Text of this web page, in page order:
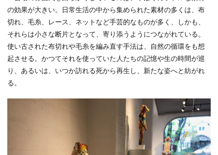
の効果が大きい。日常生活の中から集められた素材の多くは、布
切れ、毛糸、レース、ネットなど手芸的なものが多く、しかも、
それらは小さな断片となって、寄り添うようにつながれている。
使い古された布切れや毛糸を編み直す手法は、自然の循環をも想
起させる。かつてそれを使っていた人たちの記憶や生の時間が巡
り、あるいは、いつか訪れる死から再生し、新たな姿へと紡がれ
る。